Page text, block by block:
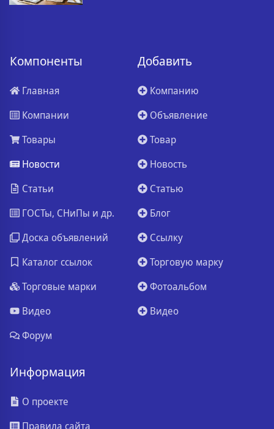
Компоненты
Главная
Компании
Товары
Новости
Статьи
ГОСТы, СНиПы и др.
Доска объявлений
Каталог ссылок
Торговые марки
Видео
Форум
Добавить
Компанию
Объявление
Товар
Новость
Статью
Блог
Ссылку
Торговую марку
Фотоальбом
Видео
Информация
О проекте
Правила сайта